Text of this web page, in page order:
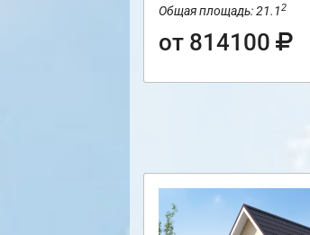
Общая площадь: 21.12
от 814100